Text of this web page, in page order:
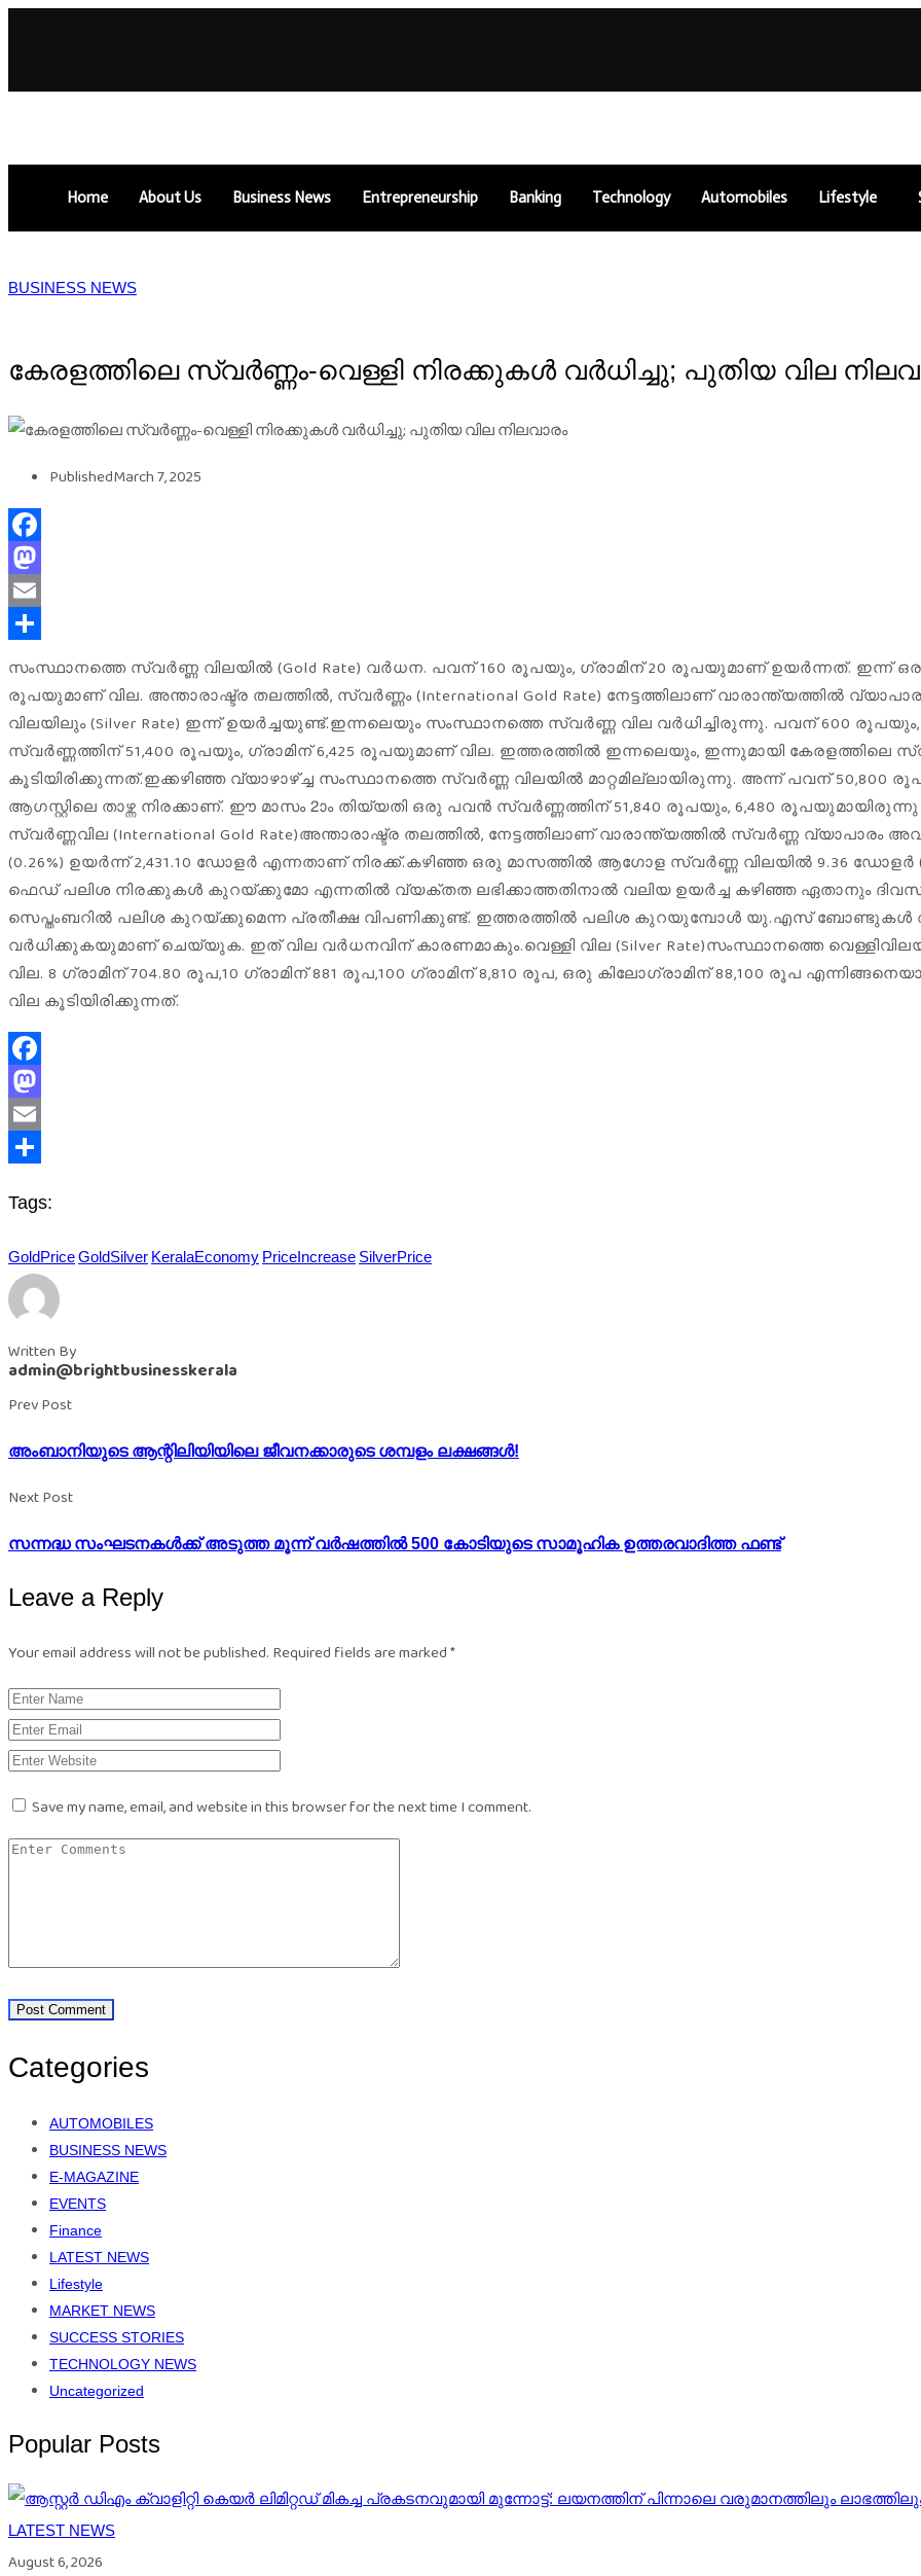
Home About Us Business News Entrepreneurship Banking Technology Automobiles Lifestyle
BUSINESS NEWS
കേരളത്തിലെ സ്വർണ്ണം-വെള്ളി നിരക്കുകൾ വർധിച്ചു; പുതിയ വില
PublishedMarch 7, 2025
Facebook
Mastodon
Email
സംസ്ഥാനത്തെ സ്വർണ്ണ വിലയിൽ (Gold Rate) വർധന. പവന് 160 രൂപയും, ഗ്രാമിന് 20 രൂപയുമാണ് ഉയർന്നത്. ഇന്ന്
രൂപയുമാണ് വില. അന്താരാഷ്ട്ര തലത്തിൽ, സ്വർണ്ണം (International Gold Rate) നേട്ടത്തിലാണ് വാരാന്ത്യത്തിൽ
വിലയിലും (Silver Rate) ഇന്ന് ഉയർച്ചയുണ്ട്.ഇന്നലെയും സംസ്ഥാനത്തെ സ്വർണ്ണ വില വർധിച്ചിരുന്നു. പവന് 600
സ്വർണ്ണത്തിന് 51,400 രൂപയും, ഗ്രാമിന് 6,425 രൂപയുമാണ് വില. ഇത്തരത്തിൽ ഇന്നലെയും, ഇന്നുമായി
കൂടിയിരിക്കുന്നത്.ഇക്കഴിഞ്ഞ വ്യാഴാഴ്ച്ച സംസ്ഥാനത്തെ സ്വർണ്ണ വിലയിൽ മാറ്റമില്ലായിരുന്നു. അന്ന് പവന് 50,800
ആഗസ്റ്റിലെ താഴ്ന്ന നിരക്കാണ്. ഈ മാസം 2ാം തിയ്യതി ഒരു പവൻ സ്വർണ്ണത്തിന് 51,840 രൂപയും, 6,480
സ്വർണ്ണവില (International Gold Rate)അന്താരാഷ്ട്ര തലത്തിൽ, നേട്ടത്തിലാണ് വാരാന്ത്യത്തിൽ സ്വർണ്ണ
(0.26%) ഉയർന്ന് 2,431.10 ഡോളർ എന്നതാണ് നിരക്ക്.കഴിഞ്ഞ ഒരു മാസത്തിൽ ആഗോള സ്വർണ്ണ വിലയിൽ 9.36
ഫെഡ് പലിശ നിരക്കുകൾ കുറയ്ക്കുമോ എന്നതിൽ വ്യക്തത ലഭിക്കാത്തതിനാൽ വലിയ ഉയർച്ച കഴിഞ്ഞ ഏതാനും
സെപ്തംബറിൽ പലിശ കുറയ്ക്കുമെന്ന പ്രതീക്ഷ വിപണിക്കുണ്ട്. ഇത്തരത്തിൽ പലിശ കുറയുമ്പോൾ യു.എസ്
വർധിക്കുകയുമാണ് ചെയ്യുക. ഇത് വില വർധനവിന് കാരണമാകും.വെള്ളി വില (Silver Rate)സംസ്ഥാനത്തെ
വില. 8 ഗ്രാമിന് 704.80 രൂപ,10 ഗ്രാമിന് 881 രൂപ,100 ഗ്രാമിന് 8,810 രൂപ, ഒരു കിലോഗ്രാമിന് 88,100 രൂപ
വില കൂടിയിരിക്കുന്നത്.
Facebook
Mastodon
Email
Tags:
GoldPriceGoldSilver KeralaEconomy PriceIncrease SilverPrice
Written By
admin@brightbusinesskerala
Prev Post
അംബാനിയുടെ ആന്റിലിയിയിലെ ജീവനക്കാരുടെ ശമ്പളം ലക്ഷങ്ങൾ!
Next Post
സന്നദ്ധ സംഘടനകൾക്ക് അടുത്ത മൂന്ന് വർഷത്തിൽ 500 കോടിയുടെ സാമൂഹിക ഉത്തരവാദിത്ത ഫണ്ട്
Leave a Reply
Your email address will not be published. Required fields are marked*
Save my name, email, and website in this browser for the next time I comment.
Categories
AUTOMOBILES
BUSINESS NEWS
E-MAGAZINE
EVENTS
Finance
LATEST NEWS
Lifestyle
MARKET NEWS
SUCCESS STORIES
TECHNOLOGY NEWS
Uncategorized
Popular Posts
LATEST NEWS
August 6, 2026